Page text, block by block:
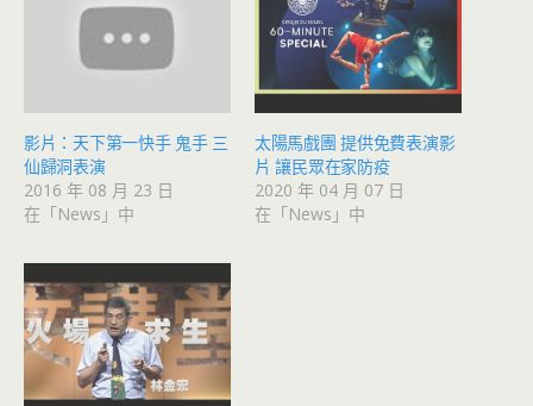
影片：天下第一快手 鬼手 三
仙歸洞表演
2016 年 08 月 23 日
在「News」中
太陽馬戲團 提供免費表演影
片 讓民眾在家防疫
2020 年 04 月 07 日
在「News」中